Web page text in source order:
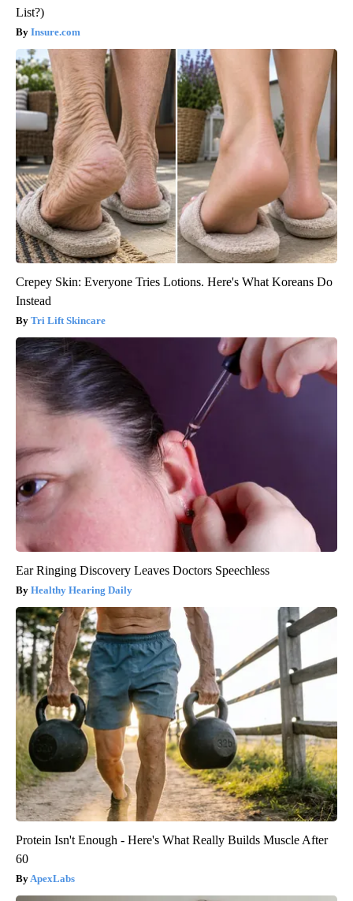
List?)
Insure.com
Crepey Skin: Everyone Tries Lotions. Here's What Koreans Do
Instead
Tri Lift Skincare
Ear Ringing Discovery Leaves Doctors Speechless
Healthy Hearing Daily
Protein Isn't Enough - Here's What Really Builds Muscle After
60
ApexLabs